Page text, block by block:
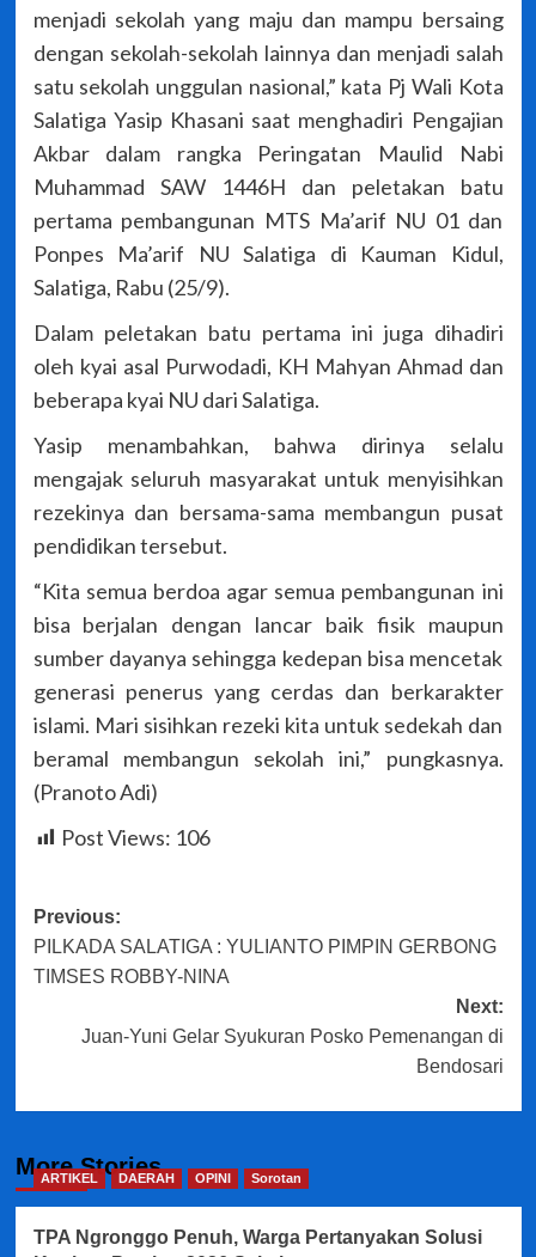
menjadi sekolah yang maju dan mampu bersaing
dengan sekolah-sekolah lainnya dan menjadi salah
satu sekolah unggulan nasional,” kata Pj Wali Kota
Salatiga Yasip Khasani saat menghadiri Pengajian
Akbar dalam rangka Peringatan Maulid Nabi
Muhammad SAW 1446H dan peletakan batu
pertama pembangunan MTS Ma’arif NU 01 dan
Ponpes Ma’arif NU Salatiga di Kauman Kidul,
Salatiga, Rabu (25/9).
Dalam peletakan batu pertama ini juga dihadiri
oleh kyai asal Purwodadi, KH Mahyan Ahmad dan
beberapa kyai NU dari Salatiga.
Yasip menambahkan, bahwa dirinya selalu
mengajak seluruh masyarakat untuk menyisihkan
rezekinya dan bersama-sama membangun pusat
pendidikan tersebut.
“Kita semua berdoa agar semua pembangunan ini
bisa berjalan dengan lancar baik fisik maupun
sumber dayanya sehingga kedepan bisa mencetak
generasi penerus yang cerdas dan berkarakter
islami. Mari sisihkan rezeki kita untuk sedekah dan
beramal membangun sekolah ini,” pungkasnya.
(Pranoto Adi)
Post Views: 106
Post
navigation
Previous:
PILKADA SALATIGA : YULIANTO PIMPIN GERBONG
TIMSES ROBBY-NINA
Next:
Juan-Yuni Gelar Syukuran Posko Pemenangan di
Bendosari
More Stories
ARTIKEL DAERAH OPINI Sorotan
TPA Ngronggo Penuh, Warga Pertanyakan Solusi